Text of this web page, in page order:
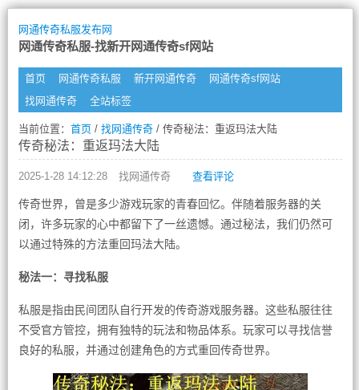
网通传奇私服发布网
网通传奇私服-找新开网通传奇sf网站
首页 网通传奇私服 新开网通传奇
网通传奇sf网站
找网通传奇
全站标签
当前位置： 首页/ 找网通传奇/ 传奇秘法：重返玛法大陆
传奇秘法：重返玛法大陆
2025-1-28 14:12:28 找网通传奇 查看评论
传奇世界，曾是多少游戏玩家的青春回忆。伴随着服务器的关
闭，许多玩家的心中都留下了一丝遗憾。通过秘法，我们仍然可
以通过特殊的方法重回玛法大陆。
秘法一：寻找私服
私服是指由民间团队自行开发的传奇游戏服务器。这些私服往往
不受官方管控，拥有独特的玩法和物品体系。玩家可以寻找信誉
良好的私服，并通过创建角色的方式重回传奇世界。